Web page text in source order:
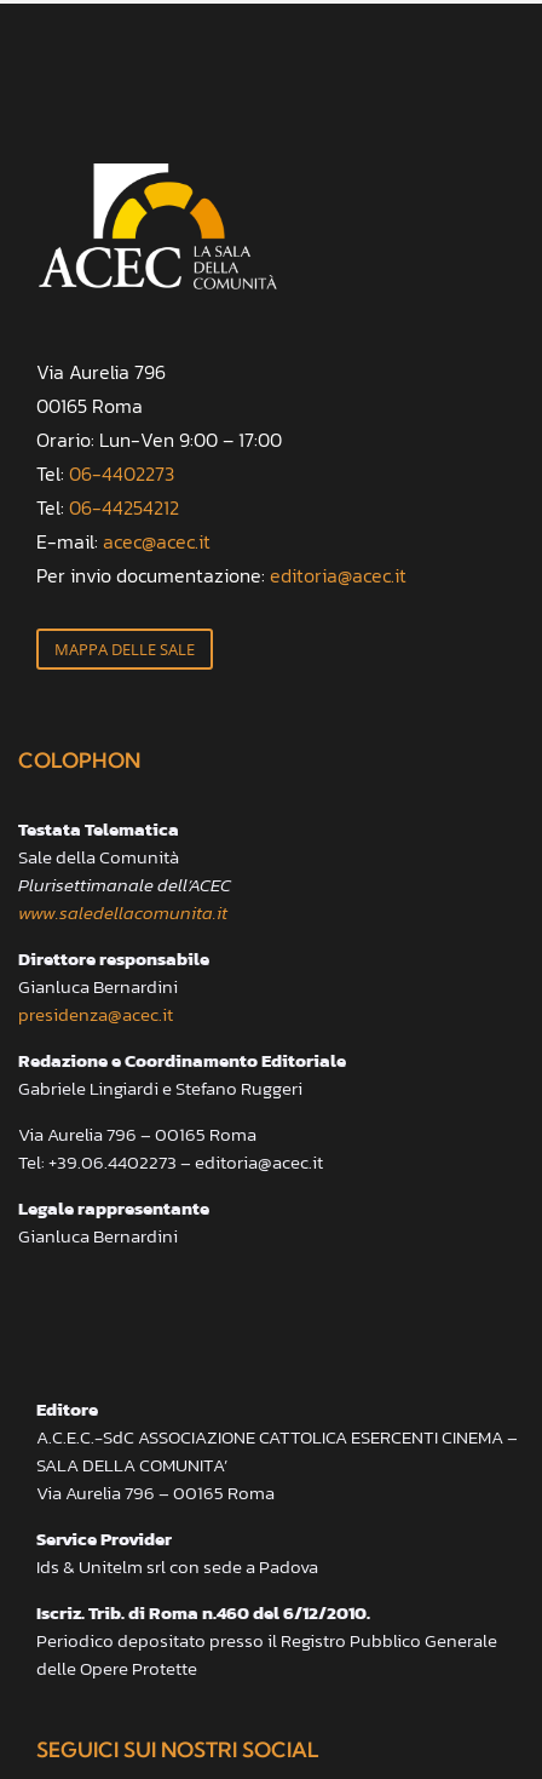
Via Aurelia 796
00165 Roma
Orario: Lun-Ven 9:00 – 17:00
Tel: 06-4402273
Tel: 06-44254212
E-mail: acec@acec.it
Per invio documentazione: editoria@acec.it
MAPPA DELLE SALE
COLOPHON
Testata Telematica
Sale della Comunità
Plurisettimanale dell’ACEC
www.saledellacomunita.it
Direttore responsabile
Gianluca Bernardini
presidenza@acec.it
Redazione e Coordinamento Editoriale
Gabriele Lingiardi e Stefano Ruggeri
Via Aurelia 796 – 00165 Roma
Tel: +39.06.4402273 – editoria@acec.it
Legale rappresentante
Gianluca Bernardini
Editore
A.C.E.C.-SdC ASSOCIAZIONE CATTOLICA ESERCENTI CINEMA –
SALA DELLA COMUNITA’
Via Aurelia 796 – 00165 Roma
Service Provider
Ids & Unitelm srl con sede a Padova
Iscriz. Trib. di Roma n.460 del 6/12/2010.
Periodico depositato presso il Registro Pubblico Generale
delle Opere Protette
SEGUICI SUI NOSTRI SOCIAL